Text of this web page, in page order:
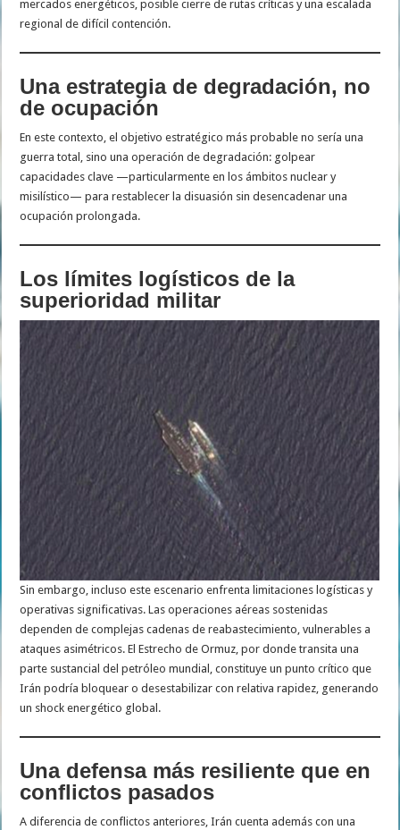
mercados energéticos, posible cierre de rutas críticas y una escalada
regional de difícil contención.
Una estrategia de degradación, no
de ocupación
En este contexto, el objetivo estratégico más probable no sería una
guerra total, sino una operación de degradación: golpear
capacidades clave —particularmente en los ámbitos nuclear y
misilístico— para restablecer la disuasión sin desencadenar una
ocupación prolongada.
Los límites logísticos de la
superioridad militar
Sin embargo, incluso este escenario enfrenta limitaciones logísticas y
operativas significativas. Las operaciones aéreas sostenidas
dependen de complejas cadenas de reabastecimiento, vulnerables a
ataques asimétricos. El Estrecho de Ormuz, por donde transita una
parte sustancial del petróleo mundial, constituye un punto crítico que
Irán podría bloquear o desestabilizar con relativa rapidez, generando
un shock energético global.
Una defensa más resiliente que en
conflictos pasados
A diferencia de conflictos anteriores, Irán cuenta además con una